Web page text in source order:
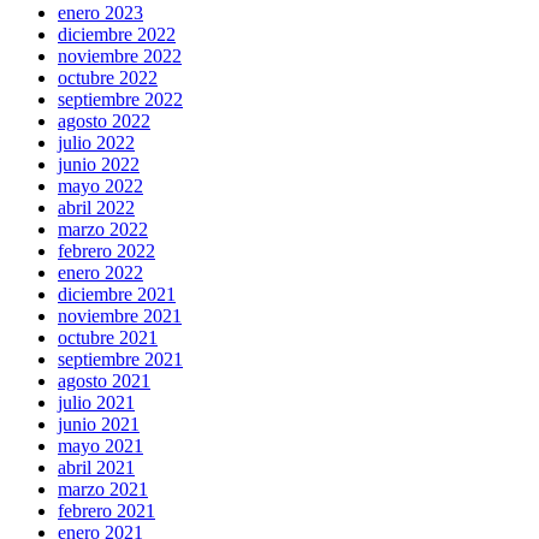
enero 2023
diciembre 2022
noviembre 2022
octubre 2022
septiembre 2022
agosto 2022
julio 2022
junio 2022
mayo 2022
abril 2022
marzo 2022
febrero 2022
enero 2022
diciembre 2021
noviembre 2021
octubre 2021
septiembre 2021
agosto 2021
julio 2021
junio 2021
mayo 2021
abril 2021
marzo 2021
febrero 2021
enero 2021